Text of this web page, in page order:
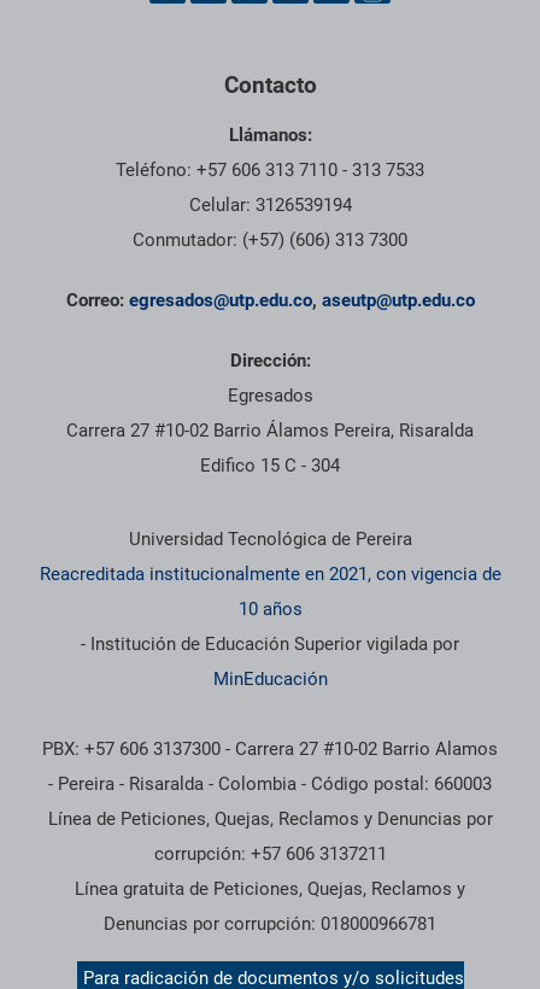
Contacto
Llámanos:
Teléfono: +57 606 313 7110 - 313 7533
Celular: 3126539194
Conmutador: (+57) (606) 313 7300
Correo: egresados@utp.edu.co, aseutp@utp.edu.co
Dirección:
Egresados
Carrera 27 #10-02 Barrio Álamos Pereira, Risaralda
Edifico 15 C - 304
Información institucional
Universidad Tecnológica de Pereira
Reacreditada institucionalmente en 2021, con vigencia de
10 años
- Institución de Educación Superior vigilada por
MinEducación
PBX: +57 606 3137300 - Carrera 27 #10-02 Barrio Alamos
- Pereira - Risaralda - Colombia - Código postal: 660003
Línea de Peticiones, Quejas, Reclamos y Denuncias por
corrupción: +57 606 3137211
Línea gratuita de Peticiones, Quejas, Reclamos y
Denuncias por corrupción: 018000966781
Para radicación de documentos y/o solicitudes